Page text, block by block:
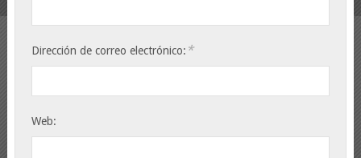
Dirección de correo electrónico: *
Web: